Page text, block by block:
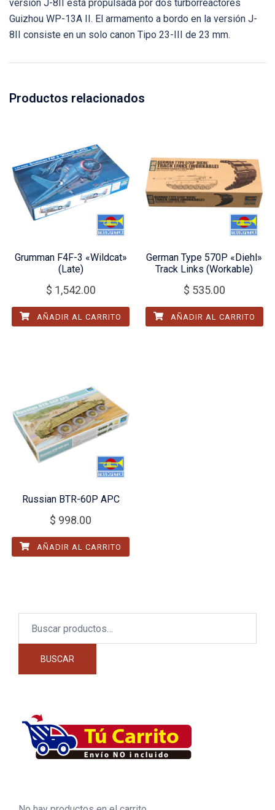
versión J-8II está propulsada por dos turborreactores
Guizhou WP-13A II. El armamento a bordo en la versión J-
8II consiste en un solo canon Tipo 23-III de 23 mm.
Productos relacionados
Grumman F4F-3 «Wildcat»
(Late)
$ 1,542.00
AÑADIR AL CARRITO
German Type 570P «Diehl»
Track Links (Workable)
$ 535.00
AÑADIR AL CARRITO
Russian BTR-60P APC
$ 998.00
AÑADIR AL CARRITO
BUSCAR